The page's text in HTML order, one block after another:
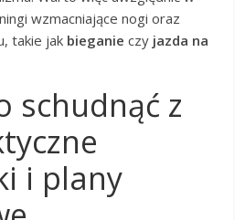
wzmacniające nogi oraz
takie jak bieganie czy jazda na
schudnąć z
i plany